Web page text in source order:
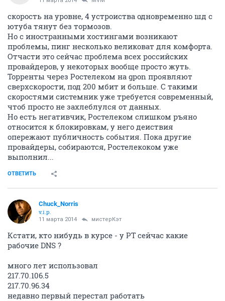
скорость на уровне, 4 устроиства одновременно шд с
ютуба тянут без тормозов.
Но с иностранными хостингами возникают
проблемы, пинг несколько великоват для комфорта.
Отчасти это сейчас проблема всех российских
провайдеров, у некоторых вообще просто жуть.
Торренты через Ростелеком на gpon проявляют
сверхскорости, под 200 мбит и больше. С такими
скоростями системник уже требуется современный,
чтоб просто не захлеблулся от данных.
Но есть негативчик, Ростелеком слишком ръяно
относится к блокировкам, у него деиствия
опережают публичность события. Пока другие
провайдеры, собираются, Ростелекоком уже
выполнил...
ОТВЕТИТЬ
Chuck_Norris
v.i.p.
11 марта 2014 мистерКэт
Кстати, кто нибудь в курсе - у РТ сейчас какие
рабочие DNS ?
много лет использовал
217.70.106.5
217.70.96.34
недавно первый перестал работать